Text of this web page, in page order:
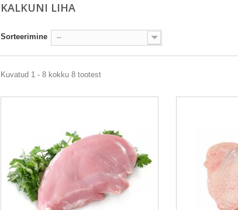
KALKUNI LIHA
Sorteerimine --
Kuvatud 1 - 8 kokku 8 tootest